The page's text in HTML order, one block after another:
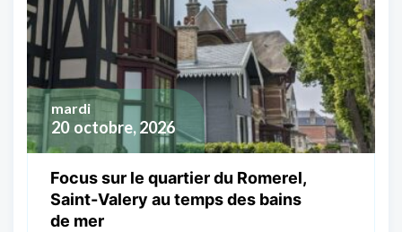
20 octobre, 2026
mardi
Focus sur le quartier du Romerel,
Saint-Valery au temps des bains
de mer